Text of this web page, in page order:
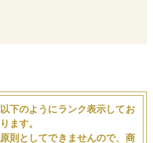
下のようにランク表示してお
ります。
則としてできませんので、商